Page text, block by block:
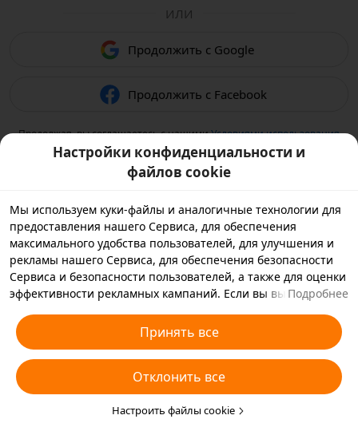
ИЛИ
Продолжить с Google
Продолжить с Facebook
Продолжая, вы соглашаетесь с нашимиУсловиями использования
и подтверждаете, что прочитали нашу Политику
конфиденциальности
Настройки конфиденциальности и
файлов cookie
Мы используем куки-файлы и аналогичные технологии для
предоставления нашего Сервиса, для обеспечения
максимального удобства пользователей, для улучшения и
рекламы нашего Сервиса, для обеспечения безопасности
Сервиса и безопасности пользователей, а также для оценки
эффективности рекламных кампаний. Если вы выбираете
с которыми мы работаем, будем хранить куки-файлы и
использовать аналогичные технологии на вашем
устройстве в рекламных целях. Вы также можете выбрать
«Отклонить все», чтобы отклонить все необязательные
куки-файлы, или выбрать, какие типы куки-файлов
необходимо принять или отклонить. Для этого нажмите
Подробнее
Принять все
Отклонить все
Настроить файлы cookie